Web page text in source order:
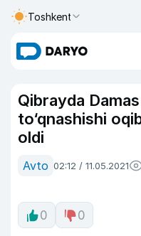
Toshkent
Qibrayda
to‘qnashishi
oldi
Avto 02:12 / 11.05.2021
0 0